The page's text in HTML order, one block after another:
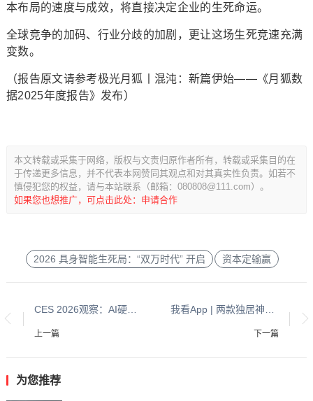
本布局的速度与成效，将直接决定企业的生死命运。
全球竞争的加码、行业分歧的加剧，更让这场生死竞速充满
变数。
（报告原文请参考极光月狐丨混沌：新篇伊始——《月狐数
据2025年度报告》发布）
本文转载或采集于网络，版权与文责归原作者所有，转载或采集目的在
于传递更多信息，并不代表本网赞同其观点和对其真实性负责。如若不
慎侵犯您的权益，请与本站联系（邮箱：080808@111.com）。
如果您也想推广，可点击此处：申请合作
2026 具身智能生死局：“双万时代” 开启 资本定输赢
CES 2026观察：AI硬件走下PPT,走上战场！
上一篇
我看App | 两款独居神器！“死了么”和“活了么”真的来了
下一篇
为您推荐